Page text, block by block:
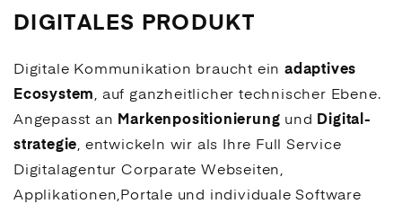
DIGITALES PRODUKT
Digitale Kommunikation braucht ein adaptives
Ecosystem, auf ganzheitlicher technischer Ebene.
Angepasst an Marken­posi­tio­nierung und
Digital­
strategie, entwickeln wir als Ihre Full Service
Digitalagentur Corparate Webseiten,
Applikationen,Portale und individuale Software